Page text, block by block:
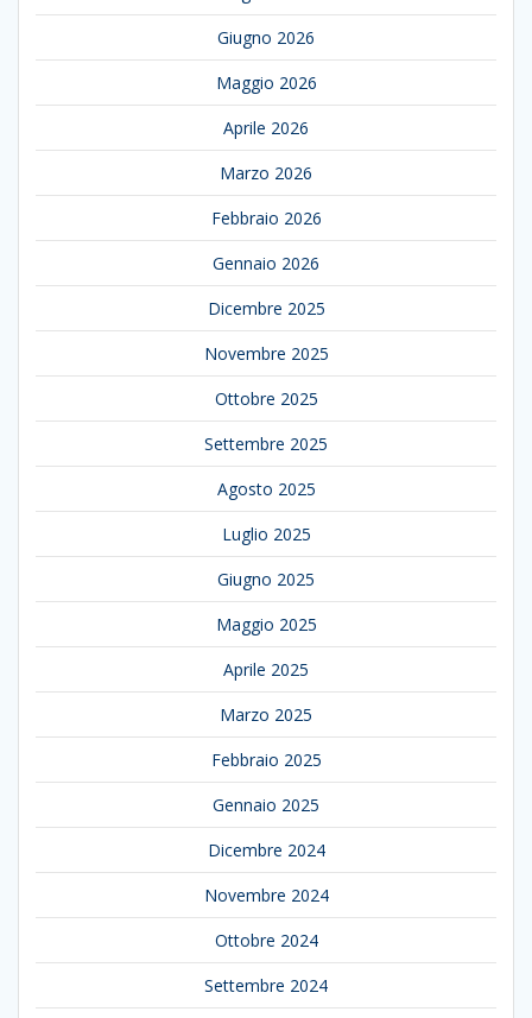
Giugno 2026
Maggio 2026
Aprile 2026
Marzo 2026
Febbraio 2026
Gennaio 2026
Dicembre 2025
Novembre 2025
Ottobre 2025
Settembre 2025
Agosto 2025
Luglio 2025
Giugno 2025
Maggio 2025
Aprile 2025
Marzo 2025
Febbraio 2025
Gennaio 2025
Dicembre 2024
Novembre 2024
Ottobre 2024
Settembre 2024